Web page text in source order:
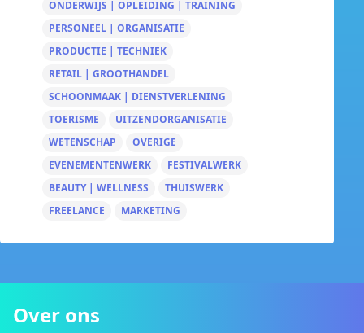
ONDERWIJS | OPLEIDING | TRAINING
PERSONEEL | ORGANISATIE
PRODUCTIE | TECHNIEK
RETAIL | GROOTHANDEL
SCHOONMAAK | DIENSTVERLENING
TOERISME
UITZENDORGANISATIE
WETENSCHAP
OVERIGE
EVENEMENTENWERK
FESTIVALWERK
BEAUTY | WELLNESS
THUISWERK
FREELANCE
MARKETING
Over ons